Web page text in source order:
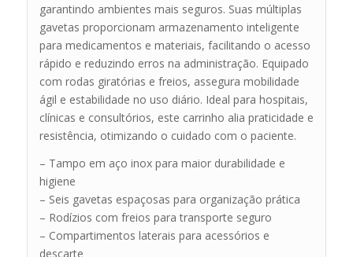
garantindo ambientes mais seguros. Suas múltiplas
gavetas proporcionam armazenamento inteligente
para medicamentos e materiais, facilitando o acesso
rápido e reduzindo erros na administração. Equipado
com rodas giratórias e freios, assegura mobilidade
ágil e estabilidade no uso diário. Ideal para hospitais,
clínicas e consultórios, este carrinho alia praticidade e
resistência, otimizando o cuidado com o paciente.
– Tampo em aço inox para maior durabilidade e
higiene
– Seis gavetas espaçosas para organização prática
– Rodízios com freios para transporte seguro
– Compartimentos laterais para acessórios e
descarte